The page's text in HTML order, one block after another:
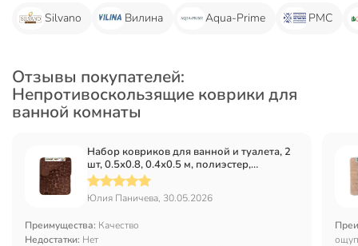
Silvano Вилина Aqua-Prime РМС
Отзывы покупателей:
Непротивоскользящие коврики для
ванной комнаты
Набор ковриков для ванной и туалета, 2
шт, 0.5х0.8, 0.4х0.5 м, полиэстер,
шоколадный, Камешки, Y9-035
Юлия Паничева, 30.05.2026
Преимущества: Качество
Недостатки: Нет